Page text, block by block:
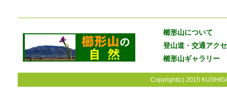
櫛形山について
登山道・交通アク
櫛形山ギャラリー
Copyright(c) 2015